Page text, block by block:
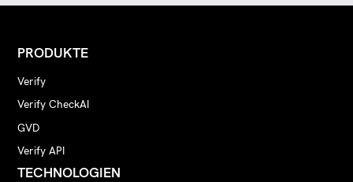
PRODUKTE
Verify
Verify CheckAI
GVD
Verify API
TECHNOLOGIEN